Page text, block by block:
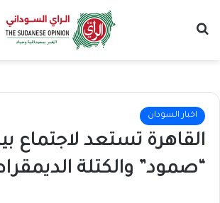
اخبار السودان
القاهرة تستعد لاجتماع
“صمود” والكتلة